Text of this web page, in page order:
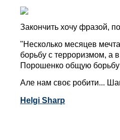
Закончить хочу фразой,
"Несколько месяцев
борьбу с терроризмом, а
Порошенко общую борьбу
Але нам своє робити...
Helgi Sharp